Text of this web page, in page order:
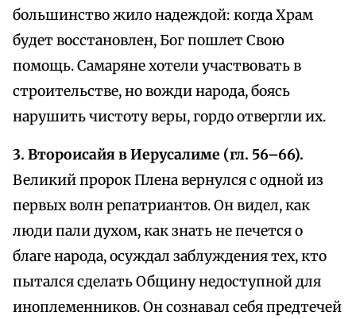
большинство жило надеждой: когда Храм
будет восстановлен, Бог пошлет Свою
помощь. Самаряне хотели участвовать в
строительстве, но вожди народа, боясь
нарушить чистоту веры, гордо отвергли их.
3. Второисайя в Иерусалиме (гл. 56–66).
Великий пророк Плена вернулся с одной из
первых волн репатриантов. Он видел, как
люди пали духом, как знать не печется о
благе народа, осуждал заблуждения тех, кто
пытался сделать Общину недоступной для
иноплеменников. Он сознавал себя предтечей